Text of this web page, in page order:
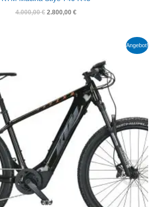
4.000,00€ 2.800,00 €
Angebot!
2.800,00 €.